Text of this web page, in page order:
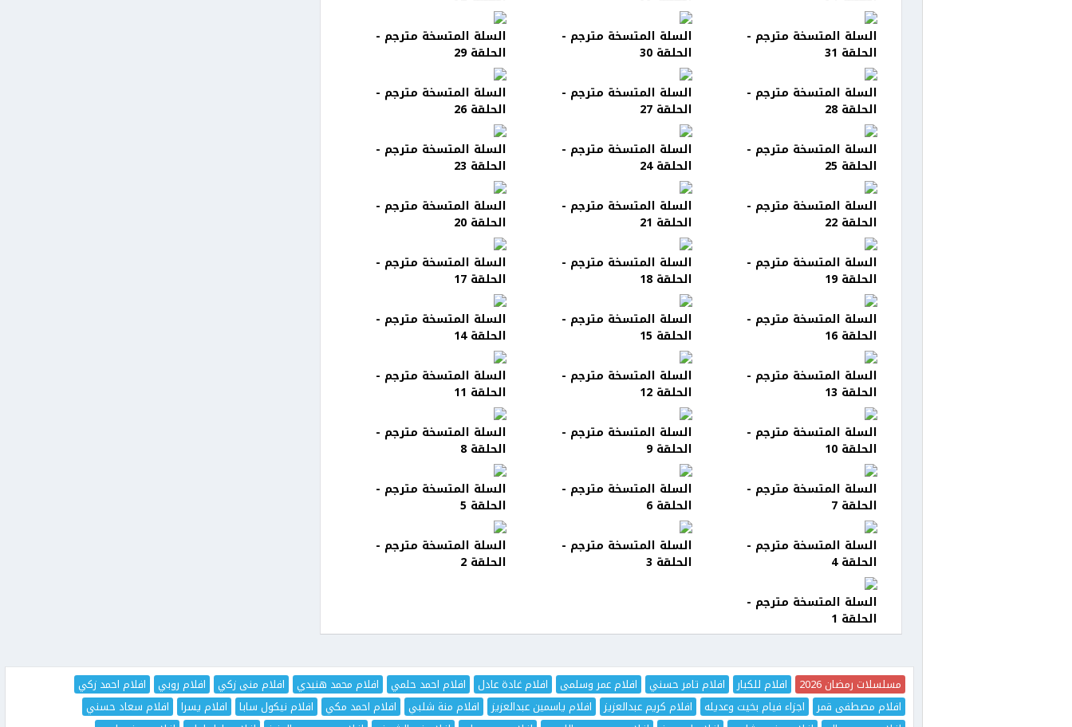
السلة المتسخة مترجم -
الحلقة 31
السلة المتسخة مترجم -
الحلقة 30
السلة المتسخة مترجم -
الحلقة 29
السلة المتسخة مترجم -
الحلقة 28
السلة المتسخة مترجم -
الحلقة 27
السلة المتسخة مترجم -
الحلقة 26
السلة المتسخة مترجم -
الحلقة 25
السلة المتسخة مترجم -
الحلقة 24
السلة المتسخة مترجم -
الحلقة 23
السلة المتسخة مترجم -
الحلقة 22
السلة المتسخة مترجم -
الحلقة 21
السلة المتسخة مترجم -
الحلقة 20
السلة المتسخة مترجم -
الحلقة 19
السلة المتسخة مترجم -
الحلقة 18
السلة المتسخة مترجم -
الحلقة 17
السلة المتسخة مترجم -
الحلقة 16
السلة المتسخة مترجم -
الحلقة 15
السلة المتسخة مترجم -
الحلقة 14
السلة المتسخة مترجم -
الحلقة 13
السلة المتسخة مترجم -
الحلقة 12
السلة المتسخة مترجم -
الحلقة 11
السلة المتسخة مترجم -
الحلقة 10
السلة المتسخة مترجم -
الحلقة 9
السلة المتسخة مترجم -
الحلقة 8
السلة المتسخة مترجم -
الحلقة 7
السلة المتسخة مترجم -
الحلقة 6
السلة المتسخة مترجم -
الحلقة 5
السلة المتسخة مترجم -
الحلقة 4
السلة المتسخة مترجم -
الحلقة 3
السلة المتسخة مترجم -
الحلقة 2
السلة المتسخة مترجم -
الحلقة 1
مسلسلات رمضان 2026 افلام للكبار افلام تامر حسني افلام عمر وسلمى افلام غادة عادل افلام احمد حلمي افلام محمد هنيدي افلام منى زكي افلام روبي
افلام احمد زكي
افلام مصطفى قمر
اجزاء فيام بخيت وعديله افلام كريم عبدالعزيز افلام ياسمين عبدالعزيز افلام منة شلبي افلام احمد مكي افلام نيكول سابا افلام يسرا
افلام سعاد حسني